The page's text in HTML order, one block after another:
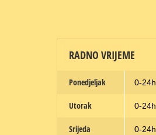
RADNO VRIJEME
Ponedjeljak 0-24h
Utorak 0-24h
Srijeda 0-24h